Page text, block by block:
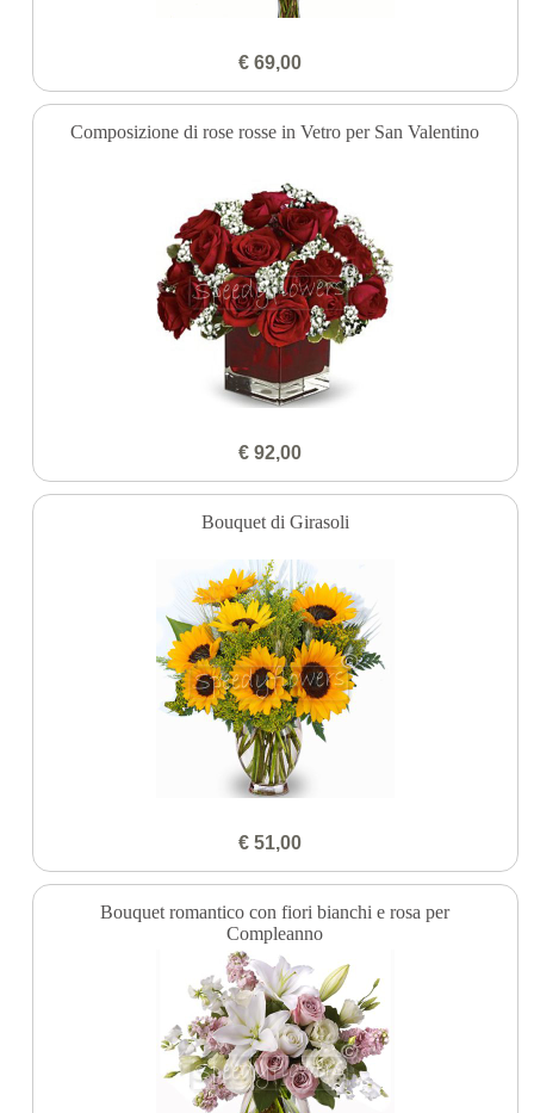
€ 69,00
Composizione di rose rosse in Vetro per San Valentino
€ 92,00
Bouquet di Girasoli
€ 51,00
Bouquet romantico con fiori bianchi e rosa per
Compleanno